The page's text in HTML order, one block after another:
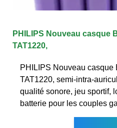
PHILIPS Nouveau casque
TAT1220,
PHILIPS Nouveau
TAT1220, semi-intra-
qualité sonore, jeu sportif,
batterie pour les couples